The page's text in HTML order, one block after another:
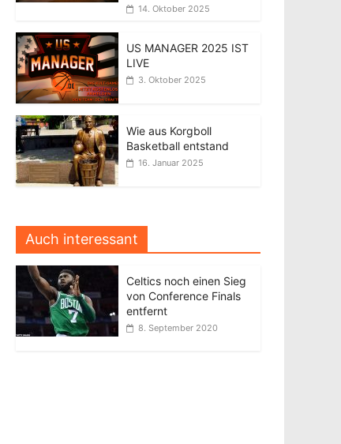
14. Oktober 2025
US MANAGER 2025 IST
LIVE
3. Oktober 2025
Wie aus Korgboll
Basketball entstand
16. Januar 2025
Auch interessant
Celtics noch einen Sieg
von Conference Finals
entfernt
8. September 2020